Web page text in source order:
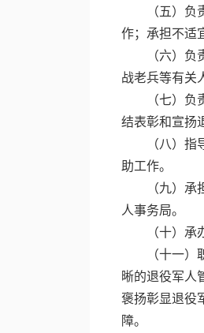
（五）
作；承担不适
（六）
战老兵等有关
（七）
结表彰和宣扬
（八）
助工作。
（九）
人事务局。
（十）
（十一
晰的退役军人
褒扬彰显退役
障。